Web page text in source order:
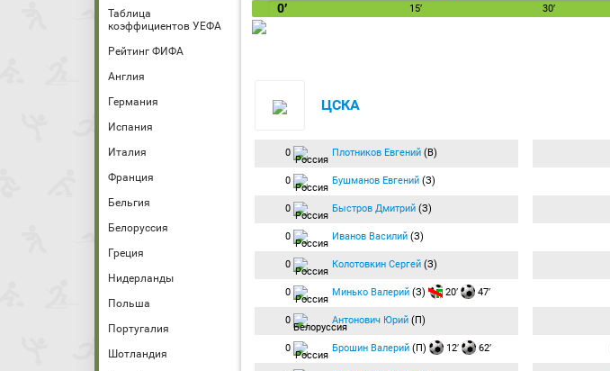
Таблица
коэффициентов УЕФА
Рейтинг ФИФА
Англия
Германия
Испания
Италия
Франция
Бельгия
Белоруссия
Греция
Нидерланды
Польша
Португалия
Шотландия
0′ 15′ 30′
ЦСКА
0 Плотников Евгений (В)
0 Бушманов Евгений (З)
0 Быстров Дмитрий (З)
0 Иванов Василий (З)
0 Колотовкин Сергей (З)
0 Минько Валерий (З) 20′ 47′
0 Антонович Юрий (П)
0 Брошин Валерий (П) 12′ 62′